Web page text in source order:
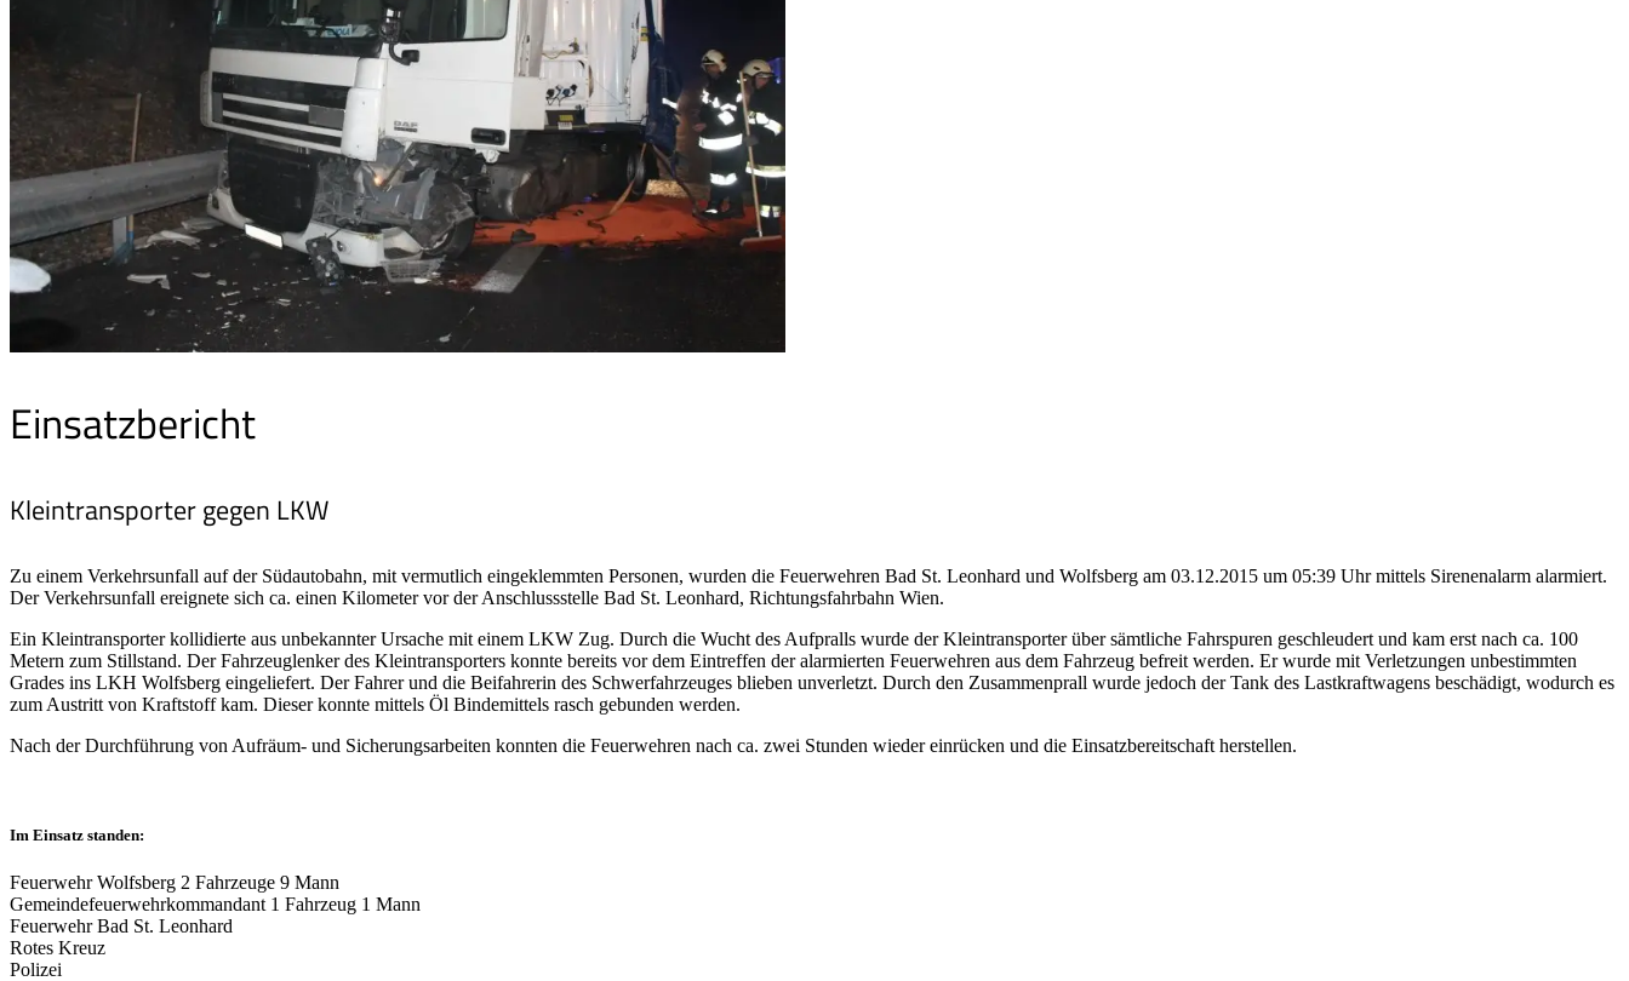
Einsatzbericht
Kleintransporter gegen LKW
Zu einem Verkehrsunfall auf der Südautobahn, mit vermutlich eingeklemmten Personen, wurden die Feuerwehren Bad St. Leonhard und Wolfsberg am 03.12.2015 um 05:39 Uhr mittels Sirenenalarm alarmiert.
Der Verkehrsunfall ereignete sich ca. einen Kilometer vor der Anschlussstelle Bad St. Leonhard, Richtungsfahrbahn Wien.
Ein Kleintransporter kollidierte aus unbekannter Ursache mit einem LKW Zug. Durch die Wucht des Aufpralls wurde der Kleintransporter über sämtliche Fahrspuren geschleudert und kam erst nach ca. 100
Metern zum Stillstand. Der Fahrzeuglenker des Kleintransporters konnte bereits vor dem Eintreffen der alarmierten Feuerwehren aus dem Fahrzeug befreit werden. Er wurde mit Verletzungen unbestimmten
Grades ins LKH Wolfsberg eingeliefert. Der Fahrer und die Beifahrerin des Schwerfahrzeuges blieben unverletzt. Durch den Zusammenprall wurde jedoch der Tank des Lastkraftwagens beschädigt, wodurch es
zum Austritt von Kraftstoff kam. Dieser konnte mittels Öl Bindemittels rasch gebunden werden.
Nach der Durchführung von Aufräum- und Sicherungsarbeiten konnten die Feuerwehren nach ca. zwei Stunden wieder einrücken und die Einsatzbereitschaft herstellen.
Im Einsatz standen:
Feuerwehr Wolfsberg 2 Fahrzeuge 9 Mann
Gemeindefeuerwehrkommandant 1 Fahrzeug 1 Mann
Feuerwehr Bad St. Leonhard
Rotes Kreuz
Polizei